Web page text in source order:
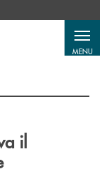
MENU
il